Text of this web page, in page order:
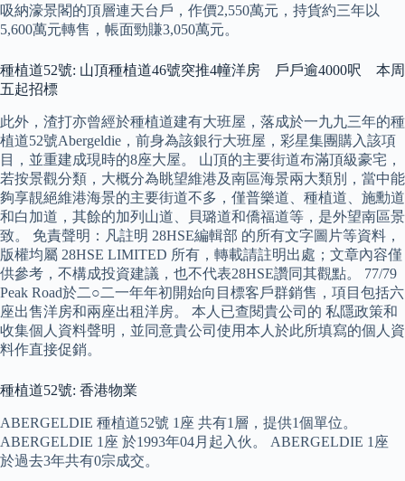
吸納濠景閣的頂層連天台戶，作價2,550萬元，持貨約三年以
5,600萬元轉售，帳面勁賺3,050萬元。
種植道52號: 山頂種植道46號突推4幢洋房 戶戶逾4000呎 本周
五起招標
此外，渣打亦曾經於種植道建有大班屋，落成於一九九三年的種
植道52號Abergeldie，前身為該銀行大班屋，彩星集團購入該項
目，並重建成現時的8座大屋。 山頂的主要街道布滿頂級豪宅，
若按景觀分類，大概分為眺望維港及南區海景兩大類別，當中能
夠享靚絕維港海景的主要街道不多，僅普樂道、種植道、施勳道
和白加道，其餘的加列山道、貝璐道和僑福道等，是外望南區景
致。 免責聲明：凡註明 28HSE編輯部 的所有文字圖片等資料，
版權均屬 28HSE LIMITED 所有，轉載請註明出處；文章內容僅
供參考，不構成投資建議，也不代表28HSE讚同其觀點。 77/79
Peak Road於二○二一年年初開始向目標客戶群銷售，項目包括六
座出售洋房和兩座出租洋房。 本人已查閱貴公司的 私隱政策和
收集個人資料聲明，並同意貴公司使用本人於此所填寫的個人資
料作直接促銷。
種植道52號: 香港物業
ABERGELDIE 種植道52號 1座 共有1層，提供1個單位。
ABERGELDIE 1座 於1993年04月起入伙。 ABERGELDIE 1座
於過去3年共有0宗成交。